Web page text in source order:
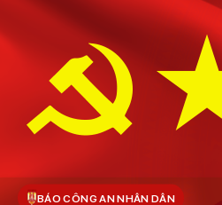
BÁO CÔNG AN NHÂN DÂN